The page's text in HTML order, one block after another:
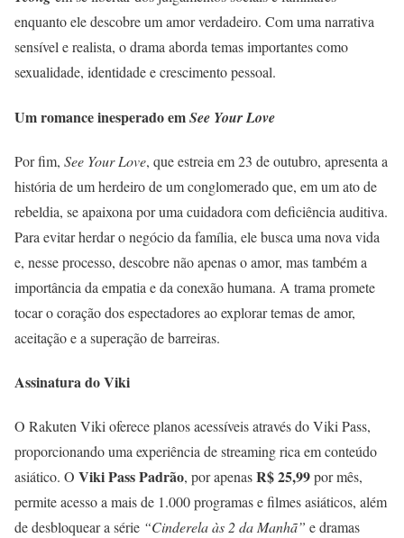
enquanto ele descobre um amor verdadeiro. Com uma narrativa
sensível e realista, o drama aborda temas importantes como
sexualidade, identidade e crescimento pessoal.
Um romance inesperado emSee Your Love
Por fim, See Your Love, que estreia em 23 de outubro, apresenta a
história de um herdeiro de um conglomerado que, em um ato de
rebeldia, se apaixona por uma cuidadora com deficiência auditiva.
Para evitar herdar o negócio da família, ele busca uma nova vida
e, nesse processo, descobre não apenas o amor, mas também a
importância da empatia e da conexão humana. A trama promete
tocar o coração dos espectadores ao explorar temas de amor,
aceitação e a superação de barreiras.
Assinatura do Viki
O Rakuten Viki oferece planos acessíveis através do Viki Pass,
proporcionando uma experiência de streaming rica em conteúdo
asiático. O Viki Pass Padrão, por apenasR$ 25,99por mês,
permite acesso a mais de 1.000 programas e filmes asiáticos, além
de desbloquear a série “Cinderela às 2 da Manhã” e dramas